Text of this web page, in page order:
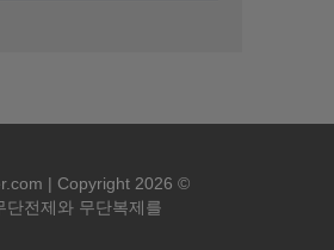
| Copyright 2026 ©
전제와 무단복제를